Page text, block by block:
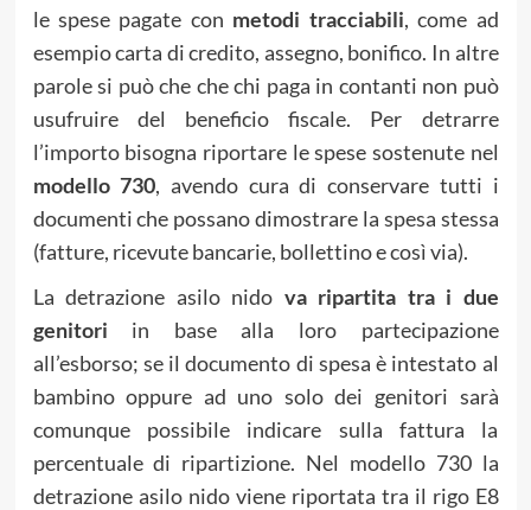
le spese pagate con metodi tracciabili, come ad
esempio carta di credito, assegno, bonifico. In altre
parole si può che che chi paga in contanti non può
usufruire del beneficio fiscale. Per detrarre
l’importo bisogna riportare le spese sostenute nel
modello 730, avendo cura di conservare tutti i
documenti che possano dimostrare la spesa stessa
(fatture, ricevute bancarie, bollettino e così via).
La detrazione asilo nido va ripartita tra i due
genitori in base alla loro partecipazione
all’esborso; se il documento di spesa è intestato al
bambino oppure ad uno solo dei genitori sarà
comunque possibile indicare sulla fattura la
percentuale di ripartizione. Nel modello 730 la
detrazione asilo nido viene riportata tra il rigo E8